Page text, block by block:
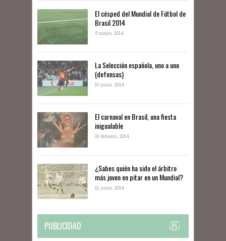
El césped del Mundial de Fútbol de
Brasil 2014
5 mayo, 2014
La Selección española, uno a uno
(defensas)
10 junio, 2014
El carnaval en Brasil, una fiesta
inigualable
26 febrero, 2014
¿Sabes quién ha sido el árbitro
más joven en pitar en un Mundial?
12 junio, 2014
PUBLICIDAD